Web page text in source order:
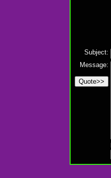
Subject:
Message: